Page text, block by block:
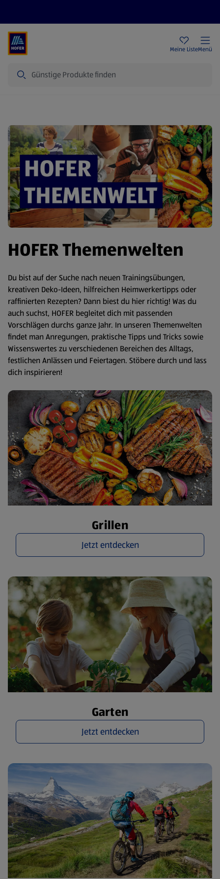
Meine ListeMenü
HOFER Themenwelten
Du bist auf der Suche nach neuen Trainingsübungen,
kreativen Deko-Ideen, hilfreichen Heimwerkertipps oder
raffinierten Rezepten? Dann biest du hier richtig! Was du
auch suchst, HOFER begleitet dich mit passenden
Vorschlägen durchs ganze Jahr. In unseren Themenwelten
findet man Anregungen, praktische Tipps und Tricks sowie
Wissenswertes zu verschiedenen Bereichen des Alltags,
festlichen Anlässen und Feiertagen. Stöbere durch und lass
dich inspirieren!
Grillen
Jetzt entdecken
Garten
Jetzt entdecken